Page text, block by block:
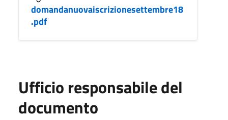
domandanuovaiscrizionesettembre18
.pdf
Ufficio responsabile del
documento